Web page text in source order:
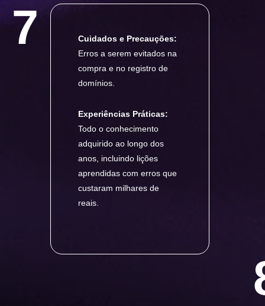
7
Cuidados e Precauções:
Erros a serem evitados na
compra e no registro de
domínios.
Experiências Práticas:
Todo o conhecimento
adquirido ao longo dos
anos, incluindo lições
aprendidas com erros que
custaram milhares de
reais.